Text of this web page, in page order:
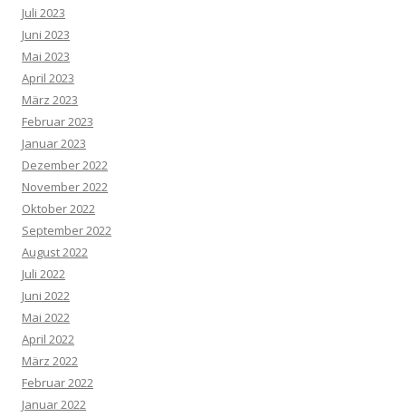
Juli 2023
Juni 2023
Mai 2023
April 2023
März 2023
Februar 2023
Januar 2023
Dezember 2022
November 2022
Oktober 2022
September 2022
August 2022
Juli 2022
Juni 2022
Mai 2022
April 2022
März 2022
Februar 2022
Januar 2022